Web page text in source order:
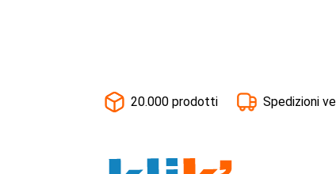
20.000 prodotti Spedizioni